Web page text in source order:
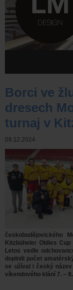
Borci ve
dresech
turnaj v
09.12.2024
českobudějovického
Kitzbüheler Oldies
Letos vedle
doplnili počet
se užíval i český
víkendového klání 7. –